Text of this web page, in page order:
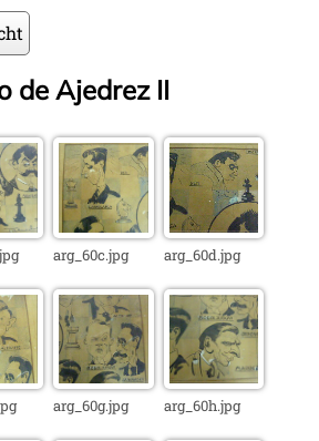
de Ajedrez II
arg_60c.jpg arg_60d.jpg
arg_60g.jpg arg_60h.jpg